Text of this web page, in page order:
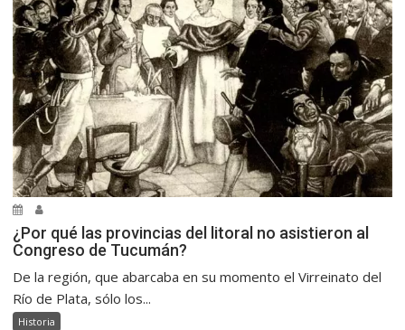
¿Por qué las provincias del litoral no asistieron al
Congreso de Tucumán?
De la región, que abarcaba en su momento el Virreinato del
Río de Plata, sólo los...
Historia